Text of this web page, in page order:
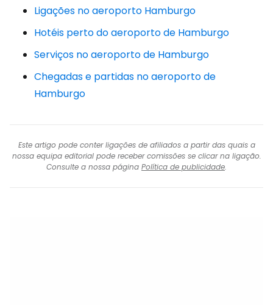
Ligações no aeroporto Hamburgo
Hotéis perto do aeroporto de Hamburgo
Serviços no aeroporto de Hamburgo
Chegadas e partidas no aeroporto de
Hamburgo
Este artigo pode conter ligações de afiliados a partir das quais a
nossa equipa editorial pode receber comissões se clicar na ligação.
Consulte a nossa página Política de publicidade.